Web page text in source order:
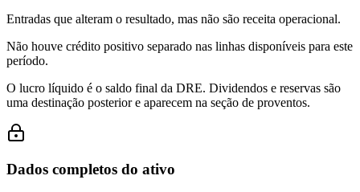
Entradas que alteram o resultado, mas não são receita operacional.
Não houve crédito positivo separado nas linhas disponíveis para este
período.
O lucro líquido é o saldo final da DRE. Dividendos e reservas são
uma destinação posterior e aparecem na seção de proventos.
Dados completos do ativo